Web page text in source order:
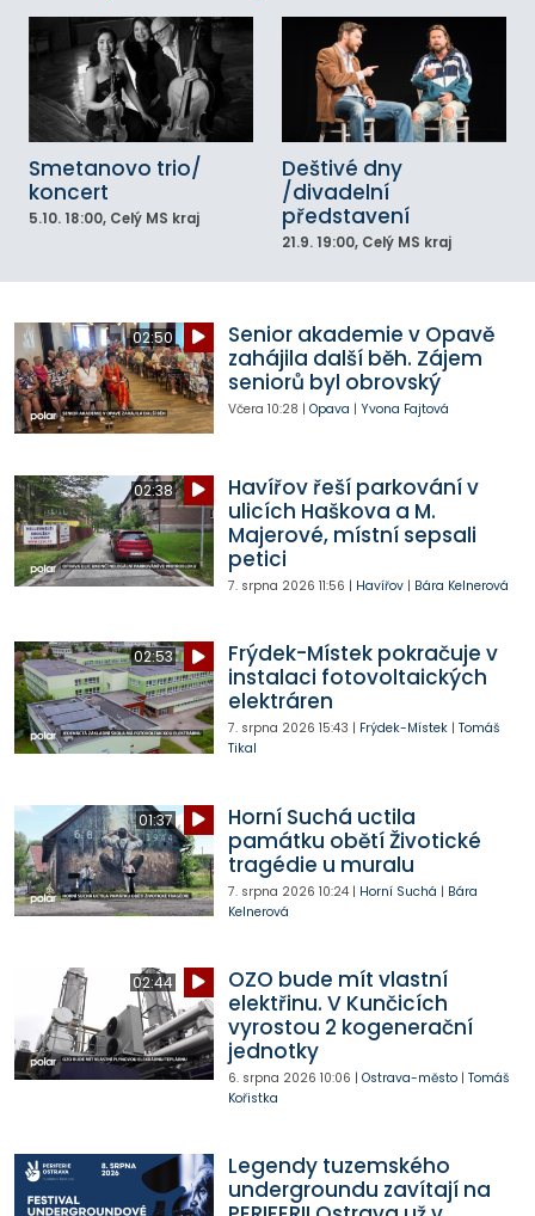
Smetanovo trio/
koncert
5.10. 18:00, Celý MS kraj
Deštivé dny
/divadelní
představení
21.9. 19:00, Celý MS kraj
02:50
Senior akademie v Opavě
zahájila další běh. Zájem
seniorů byl obrovský
Včera 10:28 | Opava | Yvona Fajtová
02:38
Havířov řeší parkování v
ulicích Haškova a M.
Majerové, místní sepsali
petici
7. srpna 2026 11:56 | Havířov| Bára Kelnerová
02:53
Frýdek-Místek pokračuje v
instalaci fotovoltaických
elektráren
7. srpna 2026 15:43 | Frýdek-Místek| Tomáš
Tikal
01:37
Horní Suchá uctila
památku obětí Životické
tragédie u muralu
7. srpna 2026 10:24| Horní Suchá | Bára
Kelnerová
02:44
OZO bude mít vlastní
elektřinu. V Kunčicích
vyrostou 2 kogenerační
jednotky
6. srpna 2026 10:06 | Ostrava-město| Tomáš
Kořistka
Legendy tuzemského
undergroundu zavítají na